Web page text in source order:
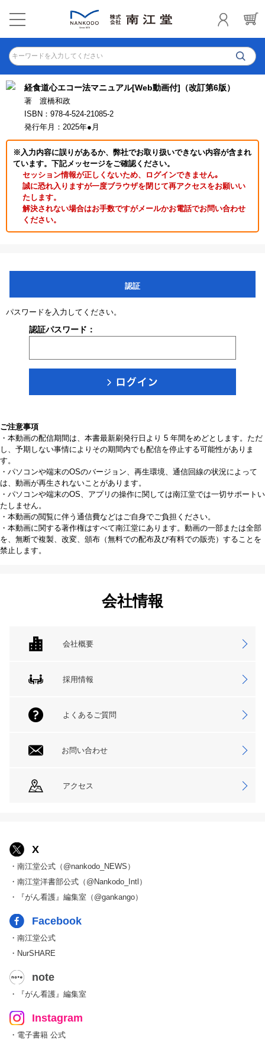
キーワードを入力してください
経食道心エコー法マニュアル[Web動画付]（改訂第6版）
著 渡橋和政
ISBN：978-4-524-21085-2
発行年月：2025年●月
※入力内容に誤りがあるか、弊社でお取り扱いできない内容が含まれ
ています。下記メッセージをご確認ください。
セッション情報が正しくないため、ログインできません｡
誠に恐れ入りますが一度ブラウザを閉じて再アクセスをお願いい
たします。
解決されない場合はお手数ですがメールかお電話でお問い合わせ
ください。
認証
パスワードを入力してください。
認証パスワード：
ご注意事項
・本動画の配信期間は、本書最新刷発行日より 5 年間をめどとします。ただ
し、予期しない事情によりその期間内でも配信を停止する可能性がありま
す。
・パソコンや端末のOSのバージョン、再生環境、通信回線の状況によって
は、動画が再生されないことがあります。
・パソコンや端末のOS、アプリの操作に関しては南江堂では一切サポートい
たしません。
・本動画の閲覧に伴う通信費などはご自身でご負担ください。
・本動画に関する著作権はすべて南江堂にあります。動画の一部または全部
を、無断で複製、改変、頒布（無料での配布及び有料での販売）することを
禁止します。
会社情報
会社概要
採用情報
よくあるご質問
お問い合わせ
アクセス
X
・南江堂公式（@nankodo_NEWS）
・南江堂洋書部公式（@Nankodo_Intl）
・『がん看護』編集室（@gankango）
Facebook
・南江堂公式
・NurSHARE
note
・『がん看護』編集室
Instagram
・電子書籍 公式